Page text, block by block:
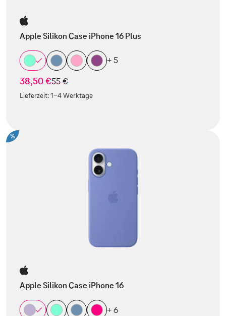
Apple Silikon Case iPhone 16 Plus
+ 5
38,50 €statt
55 €
Lieferzeit:1-4 Werktage
%
Apple Silikon Case iPhone 16
+ 6